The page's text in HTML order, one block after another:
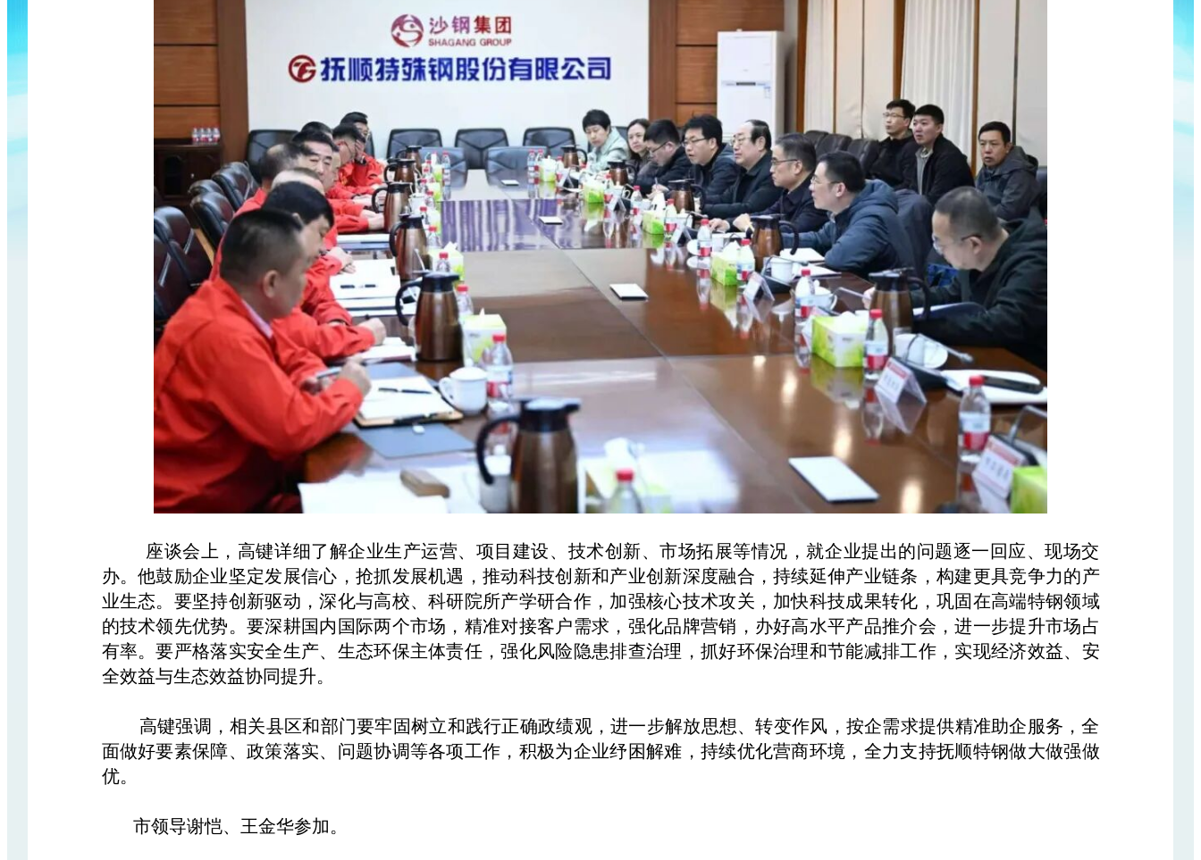
座谈会上，高键详细了解企业生产运营、项目建设、技术创新、市场拓展等情况，就企业提出的问题逐一回应、现场交
办。他鼓励企业坚定发展信心，抢抓发展机遇，推动科技创新和产业创新深度融合，持续延伸产业链条，构建更具竞争力的产
业生态。要坚持创新驱动，深化与高校、科研院所产学研合作，加强核心技术攻关，加快科技成果转化，巩固在高端特钢领域
的技术领先优势。要深耕国内国际两个市场，精准对接客户需求，强化品牌营销，办好高水平产品推介会，进一步提升市场占
有率。要严格落实安全生产、生态环保主体责任，强化风险隐患排查治理，抓好环保治理和节能减排工作，实现经济效益、安
全效益与生态效益协同提升。
高键强调，相关县区和部门要牢固树立和践行正确政绩观，进一步解放思想、转变作风，按企需求提供精准助企服务，全
面做好要素保障、政策落实、问题协调等各项工作，积极为企业纾困解难，持续优化营商环境，全力支持抚顺特钢做大做强做
优。
市领导谢恺、王金华参加。